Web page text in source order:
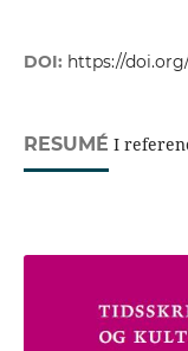
DOI: https://doi.org/
RESUMÉ I